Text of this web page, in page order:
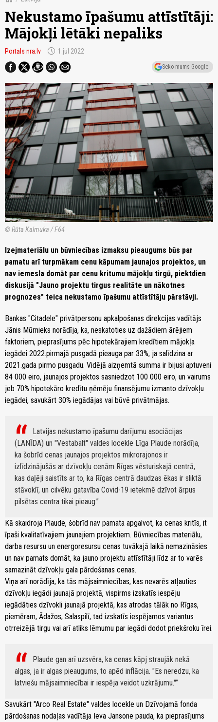
Nekustamo īpašumu attīstītāji:
Mājokļi lētāki nepaliks
Portāls nra.lv schedule 1.jūl 2022
Seko mums Google
© Rūta Kalmuka / F64
Izejmateriālu un būvniecības izmaksu pieaugums būs par
pamatu arī turpmākam cenu kāpumam jaunajos projektos, un
nav iemesla domāt par cenu kritumu mājokļu tirgū, piektdien
diskusijā "Jauno projektu tirgus realitāte un nākotnes
prognozes" teica nekustamo īpašumu attīstītāju pārstāvji.
Bankas "Citadele" privātpersonu apkalpošanas direkcijas vadītājs
Jānis Mūrnieks norādīja, ka, neskatoties uz dažādiem ārējiem
faktoriem, pieprasījums pēc hipotekārajiem kredītiem mājokļa
iegādei 2022.pirmajā pusgadā pieauga par 33%, ja salīdzina ar
2021.gada pirmo pusgadu. Vidējā aizņemtā summa ir bijusi aptuveni
84 000 eiro, jaunajos projektos sasniedzot 100 000 eiro, un vairums
jeb 70% hipotekāro kredītu ņēmēju finansējumu izmanto dzīvokļu
iegādei, savukārt 30% iegādājas vai būvē privātmājas.
Latvijas nekustamo īpašumu darījumu asociācijas
(LANĪDA) un "Vestabalt" valdes locekle Līga Plaude norādīja,
ka šobrīd cenas jaunajos projektos mikrorajonos ir
izlīdzinājušās ar dzīvokļu cenām Rīgas vēsturiskajā centrā,
kas daļēji saistīts ar to, ka Rīgas centrā daudzas ēkas ir sliktā
stāvoklī, un cilvēku gatavība Covid-19 ietekmē dzīvot ārpus
pilsētas centra tikai pieaug.
Kā skaidroja Plaude, šobrīd nav pamata apgalvot, ka cenas kritīs, it
īpaši kvalitatīvajiem jaunajiem projektiem. Būvniecības materiālu,
darba resursu un energoresursu cenas tuvākajā laikā nemazināsies
un nav pamats domāt, ka jauno projektu attīstītāji līdz ar to varēs
samazināt dzīvokļu gala pārdošanas cenas.
Viņa arī norādīja, ka tās mājsaimniecības, kas nevarēs atļauties
dzīvokļu iegādi jaunajā projektā, vispirms izskatīs iespēju
iegādāties dzīvokli jaunajā projektā, kas atrodas tālāk no Rīgas,
piemēram, Ādažos, Salaspilī, tad izskatīs iespējamos variantus
otrreizējā tirgu vai arī atliks lēmumu par iegādi dodot priekšroku īrei.
Plaude gan arī uzsvēra, ka cenas kāpj straujāk nekā
algas, ja ir algas pieaugums, to apēd inflācija. "Es neredzu, ka
latviešu mājsaimniecībai ir iespēja veidot uzkrājumu."
Savukārt "Arco Real Estate" valdes locekle un Dzīvojamā fonda
pārdošanas nodaļas vadītāja Ieva Jansone pauda, ka pieprasījums